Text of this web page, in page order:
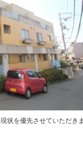
状を優先させていただき